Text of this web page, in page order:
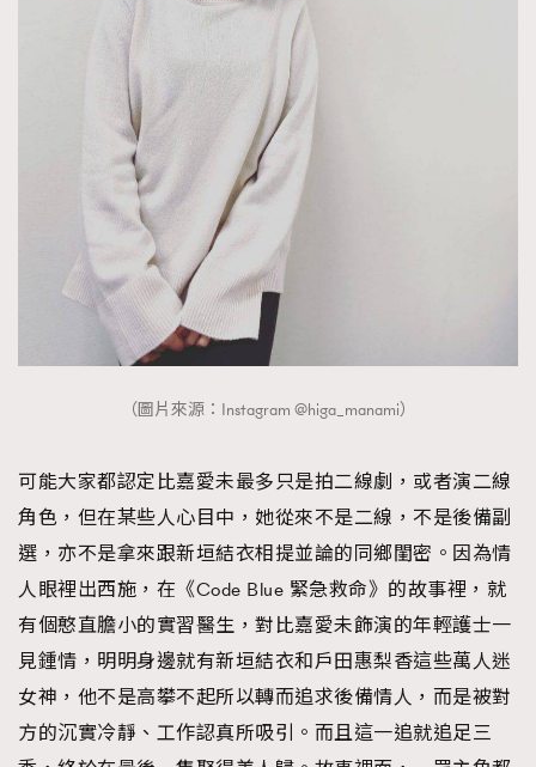
（圖片來源：Instagram @higa_manami）
可能大家都認定比嘉愛未最多只是拍二線劇，或者演二線
角色，但在某些人心目中，她從來不是二線，不是後備副
選，亦不是拿來跟新垣結衣相提並論的同鄉閨密。因為情
人眼裡出西施，在《Code Blue 緊急救命》的故事裡，就
有個憨直膽小的實習醫生，對比嘉愛未飾演的年輕護士一
見鍾情，明明身邊就有新垣結衣和戶田惠梨香這些萬人迷
女神，他不是高攀不起所以轉而追求後備情人，而是被對
方的沉實冷靜、工作認真所吸引。而且這一追就追足三